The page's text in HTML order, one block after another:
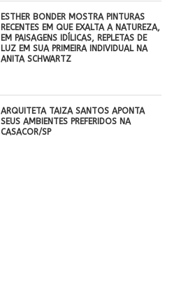
ESTHER BONDER MOSTRA PINTURAS
RECENTES EM QUE EXALTA A NATUREZA,
EM PAISAGENS IDÍLICAS, REPLETAS DE
LUZ EM SUA PRIMEIRA INDIVIDUAL NA
ANITA SCHWARTZ
ARQUITETA TAIZA SANTOS APONTA
SEUS AMBIENTES PREFERIDOS NA
CASACOR/SP